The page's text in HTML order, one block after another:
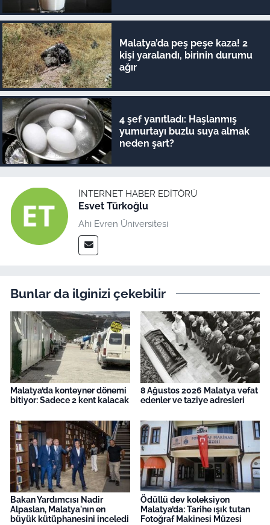
Malatya’da peş peşe kaza! 2
kişi yaralandı, birinin durumu
ağır
4 şef yanıtladı: Haşlanmış
yumurtayı buzlu suya almak
neden şart?
İNTERNET HABER EDITÖRÜ
Esvet Türkoğlu
Ahi Evren Üniversitesi
Bunlar da ilginizi çekebilir
Malatya’da konteyner dönemi
bitiyor: Sadece 2 kent kalacak
8 Ağustos 2026 Malatya vefat
edenler ve taziye adresleri
Bakan Yardımcısı Nadir
Alpaslan, Malatya'nın en
büyük kütüphanesini inceledi
Ödüllü dev koleksiyon
Malatya’da: Tarihe ışık tutan
Fotoğraf Makinesi Müzesi